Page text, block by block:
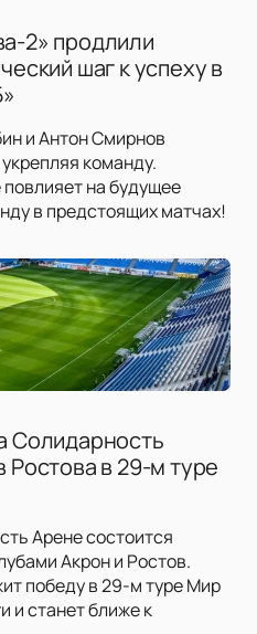
2» продлили
шаг к успеху в
и Антон Смирнов
команду.
на будущее
в предстоящих матчах!
Солидарность
в 29-м туре
Арене состоится
Акрон и Ростов.
победу в 29-м туре Мир
и станет ближе к